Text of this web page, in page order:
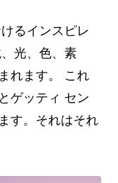
るインスピレ
光、色、素
れます。 これ
ゲッティ セン
す。それはそれ